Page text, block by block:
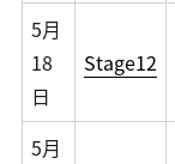
5月
18
日
Stage12
5月